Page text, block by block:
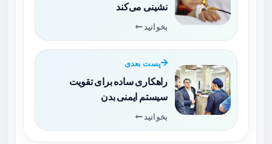
نشینی می‌کند
بخوانید
پست بعدی
راهکاری ساده برای تقویت
سیستم ایمنی بدن
بخوانید